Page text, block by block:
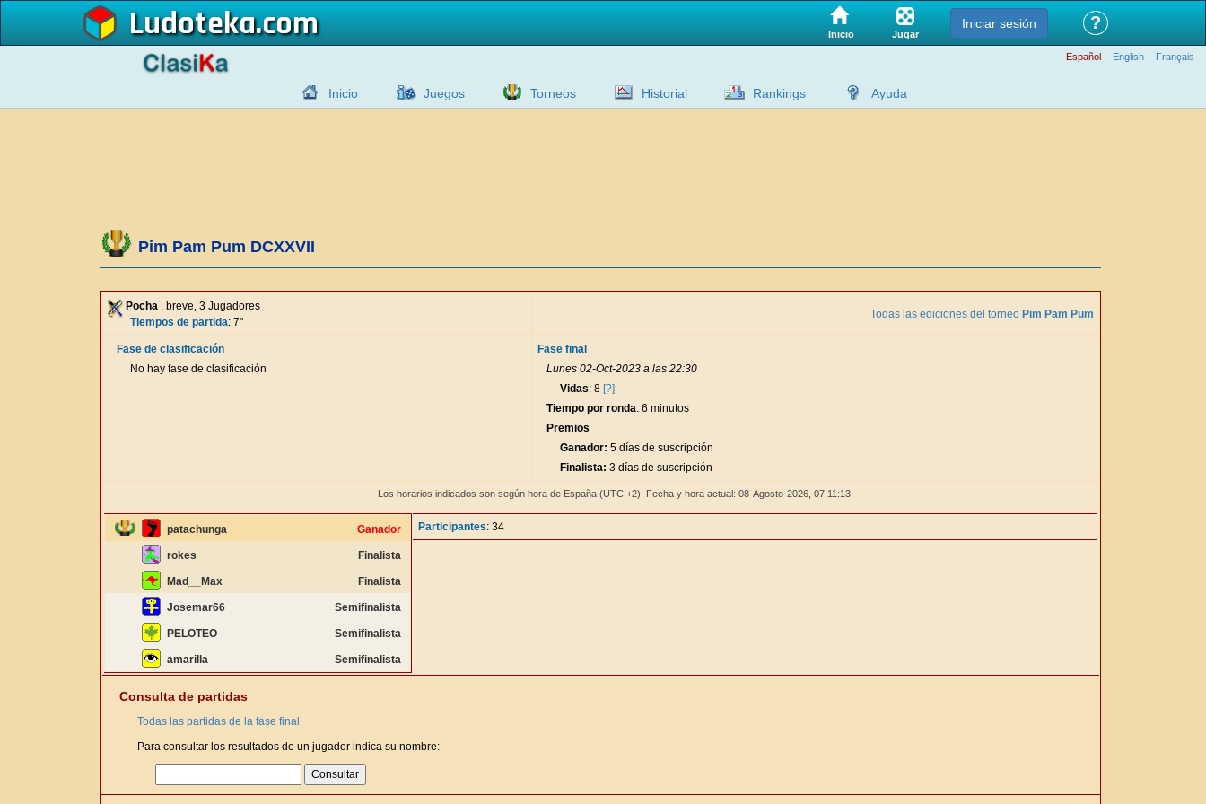
Ludoteka Inicio Jugar
Iniciar sesión ?
Español English Français
Inicio Juegos Torneos Historial Rankings Ayuda
Pim Pam Pum DCXXVII
Pocha , breve, 3 Jugadores
Tiempos de partida: 7"
Todas las ediciones del torneo Pim Pam Pum
Fase de clasificación
No hay fase de clasificación
Fase final
Lunes 02-Oct-2023 a las 22:30
Vidas: 8 [?]
Tiempo por ronda: 6 minutos
Premios
Ganador: 5 días de suscripción
Finalista: 3 días de suscripción
Los horarios indicados son según hora de España (UTC +2). Fecha y hora actual: 08-Agosto-2026, 07:11:13
patachunga Ganador
rokes Finalista
Mad__Max Finalista
Josemar66 Semifinalista
PELOTEO Semifinalista
amarilla Semifinalista
Participantes: 34
Consulta de partidas
Todas las partidas de la fase final
Para consultar los resultados de un jugador indica su nombre: